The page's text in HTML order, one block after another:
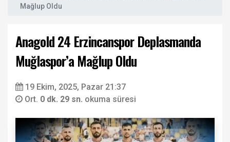
Mağlup Oldu
Anagold 24 Erzincanspor Deplasmanda
Muğlaspor’a Mağlup Oldu
19 Ekim, 2025, Pazar 21:37
Ort. 0 dk. 29 sn. okuma süresi